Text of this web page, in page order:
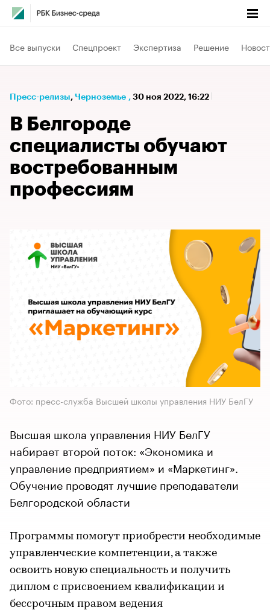
Все выпуски Спецпроект Экспертиза Решение
Пресс-релизы⁠, Черноземье , 30 ноя 2022, 16:22
В Белгороде
специалисты обучают
востребованным
профессиям
Фото: пресс-служба Высшей школы управления НИУ БелГУ
Высшая школа управления НИУ БелГУ
набирает второй поток: «Экономика и
управление предприятием» и «Маркетинг».
Обучение проводят лучшие преподаватели
Белгородской области
Программы помогут приобрести необходимые
управленческие компетенции, а также
освоить новую специальность и получить
диплом с присвоением квалификации и
бессрочным правом ведения